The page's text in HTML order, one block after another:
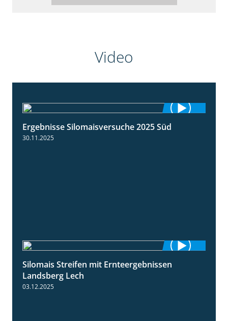
Video
Ergebnisse Silomaisversuche 2025 Süd
30.11.2025
11:01
Silomais Streifen mit Ernteergebnissen
Landsberg Lech
03.12.2025